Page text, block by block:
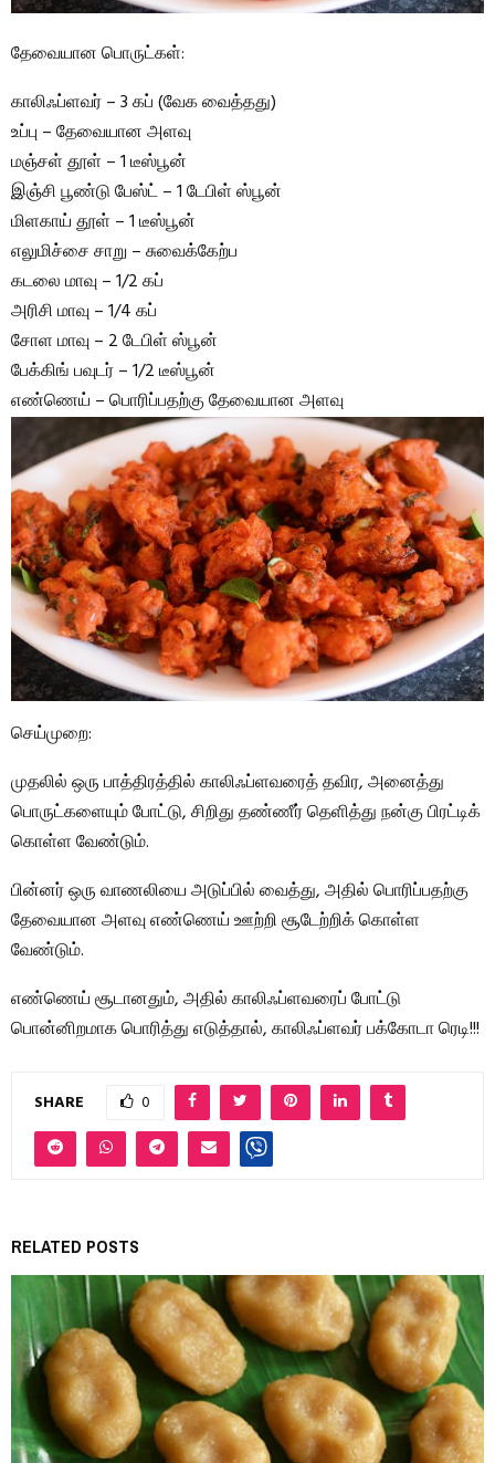
தேவையான பொருட்கள்:
காலிஃப்ளவர் – 3 கப் (வேக வைத்தது)
உப்பு – தேவையான அளவு
மஞ்சள் தூள் – 1 டீஸ்பூன்
இஞ்சி பூண்டு பேஸ்ட் – 1 டேபிள் ஸ்பூன்
மிளகாய் தூள் – 1 டீஸ்பூன்
எலுமிச்சை சாறு – சுவைக்கேற்ப
கடலை மாவு – 1/2 கப்
அரிசி மாவு – 1/4 கப்
சோள மாவு – 2 டேபிள் ஸ்பூன்
பேக்கிங் பவுடர் – 1/2 டீஸ்பூன்
எண்ணெய் – பொரிப்பதற்கு தேவையான அளவு
செய்முறை:
முதலில் ஒரு பாத்திரத்தில் காலிஃப்ளவரைத் தவிர, அனைத்து
பொருட்களையும் போட்டு, சிறிது தண்ணீர் தெளித்து நன்கு பிரட்டிக்
கொள்ள வேண்டும்.
பின்னர் ஒரு வாணலியை அடுப்பில் வைத்து, அதில் பொரிப்பதற்கு
தேவையான அளவு எண்ணெய் ஊற்றி சூடேற்றிக் கொள்ள
வேண்டும்.
எண்ணெய் சூடானதும், அதில் காலிஃப்ளவரைப் போட்டு
பொன்னிறமாக பொரித்து எடுத்தால், காலிஃப்ளவர் பக்கோடா ரெடி!!!
SHARE 0
RELATED POSTS